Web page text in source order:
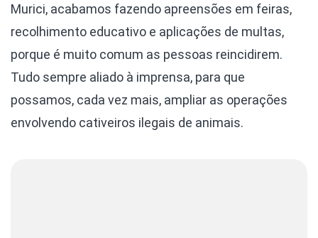
Murici, acabamos fazendo apreensões em feiras,
recolhimento educativo e aplicações de multas,
porque é muito comum as pessoas reincidirem.
Tudo sempre aliado à imprensa, para que
possamos, cada vez mais, ampliar as operações
envolvendo cativeiros ilegais de animais.